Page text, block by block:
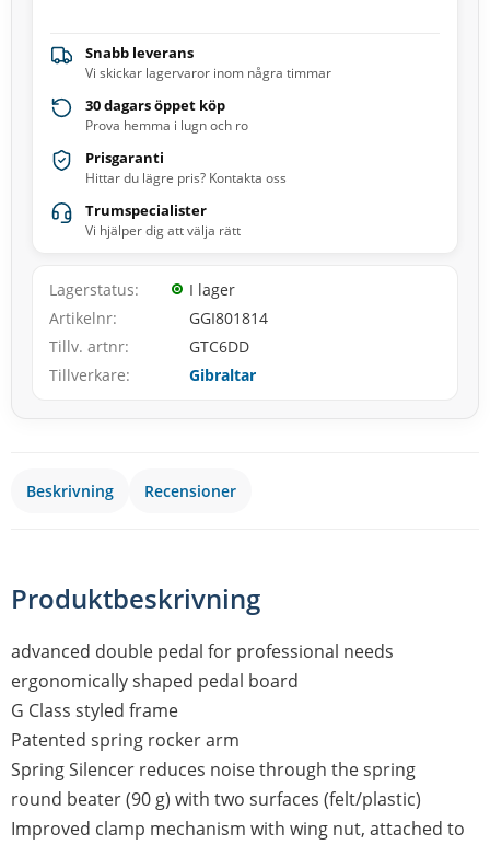
Snabb leverans
Vi skickar lagervaror inom några timmar
30 dagars öppet köp
Prova hemma i lugn och ro
Prisgaranti
Hittar du lägre pris? Kontakta oss
Trumspecialister
Vi hjälper dig att välja rätt
Lagerstatus
I lager
Artikelnr
GGI801814
Tillv. artnr
GTC6DD
Tillverkare
Gibraltar
Beskrivning Recensioner
Produktbeskrivning
advanced double pedal for professional needs
ergonomically shaped pedal board
G Class styled frame
Patented spring rocker arm
Spring Silencer reduces noise through the spring
round beater (90 g) with two surfaces (felt/plastic)
Improved clamp mechanism with wing nut, attached to